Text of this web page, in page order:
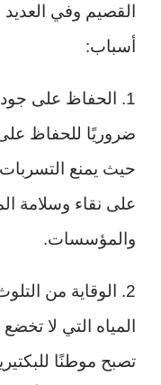
القصيم وفي
أسباب:
1. الحفاظ على
ضروريًا للحفاظ على
حيث يمنع التسربات
على نقاء وسلامة
والمؤسسات.
2. الوقاية من
المياه التي لا
تصبح موطنًا